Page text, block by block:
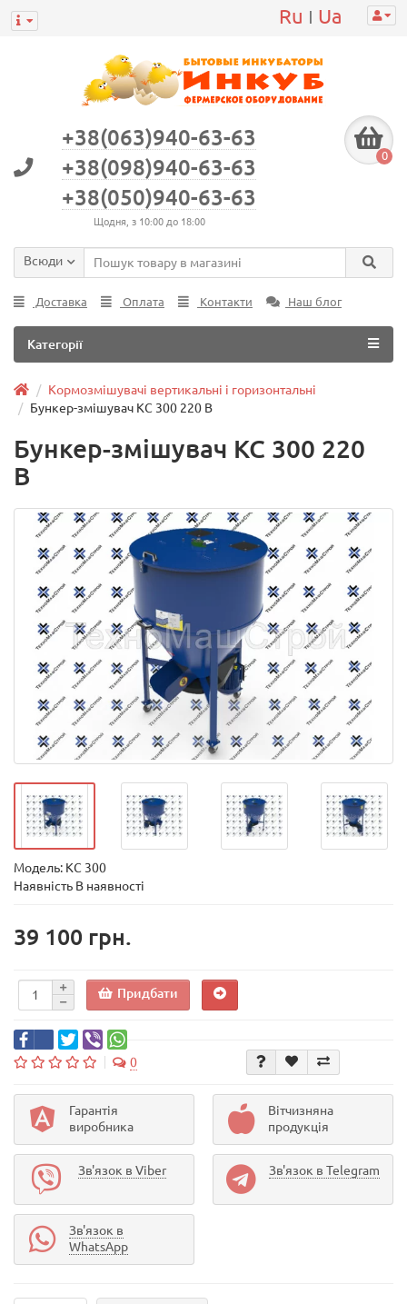
Ru | Ua
+38(063)940-63-63
+38(098)940-63-63
+38(050)940-63-63
Щодня, з 10:00 до 18:00
0
Всюди
Доставка Оплата Контакти Наш блог
Категорії
Кормозмішувачі вертикальні і горизонтальні
Бункер-змішувач КС 300 220 В
Бункер-змішувач КС 300 220
В
Модель: КС 300
Наявність В наявності
39 100 грн.
Придбати
0
Гарантія
виробника
Вітчизняна
продукція
Зв'язок в Viber Зв'язок в Telegram
Зв'язок в
WhatsApp